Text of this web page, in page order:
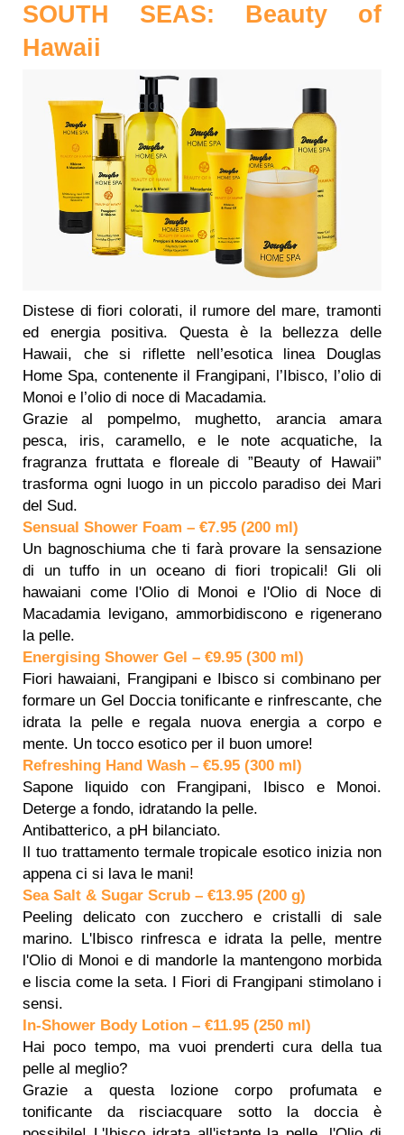
SOUTH SEAS: Beauty of
Hawaii
Distese di fiori colorati, il rumore del mare, tramonti
ed energia positiva. Questa è la bellezza delle
Hawaii, che si riflette nell’esotica linea Douglas
Home Spa, contenente il Frangipani, l’Ibisco, l’olio di
Monoi e l’olio di noce di Macadamia.
Grazie al pompelmo, mughetto, arancia amara
pesca, iris, caramello, e le note acquatiche, la
fragranza fruttata e floreale di ”Beauty of Hawaii”
trasforma ogni luogo in un piccolo paradiso dei Mari
del Sud.
Sensual Shower Foam – €7.95 (200 ml)
Un bagnoschiuma che ti farà provare la sensazione
di un tuffo in un oceano di fiori tropicali! Gli oli
hawaiani come l'Olio di Monoi e l'Olio di Noce di
Macadamia levigano, ammorbidiscono e rigenerano
la pelle.
Energising Shower Gel – €9.95 (300 ml)
Fiori hawaiani, Frangipani e Ibisco si combinano per
formare un Gel Doccia tonificante e rinfrescante, che
idrata la pelle e regala nuova energia a corpo e
mente. Un tocco esotico per il buon umore!
Refreshing Hand Wash – €5.95 (300 ml)
Sapone liquido con Frangipani, Ibisco e Monoi.
Deterge a fondo, idratando la pelle.
Antibatterico, a pH bilanciato.
Il tuo trattamento termale tropicale esotico inizia non
appena ci si lava le mani!
Sea Salt & Sugar Scrub – €13.95 (200 g)
Peeling delicato con zucchero e cristalli di sale
marino. L'Ibisco rinfresca e idrata la pelle, mentre
l'Olio di Monoi e di mandorle la mantengono morbida
e liscia come la seta. I Fiori di Frangipani stimolano i
sensi.
In-Shower Body Lotion – €11.95 (250 ml)
Hai poco tempo, ma vuoi prenderti cura della tua
pelle al meglio?
Grazie a questa lozione corpo profumata e
tonificante da risciacquare sotto la doccia è